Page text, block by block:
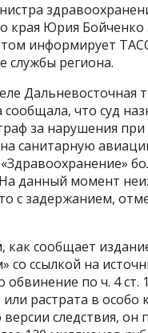
края Юрия
информирует
службы региона.
Дальневосточная
сообщала, что суд
за нарушения
санитарную
данный момент
с задержанием,
как сообщает
со ссылкой на
обвинение по ч. 4 ст.
растрата в особо
следствия, он